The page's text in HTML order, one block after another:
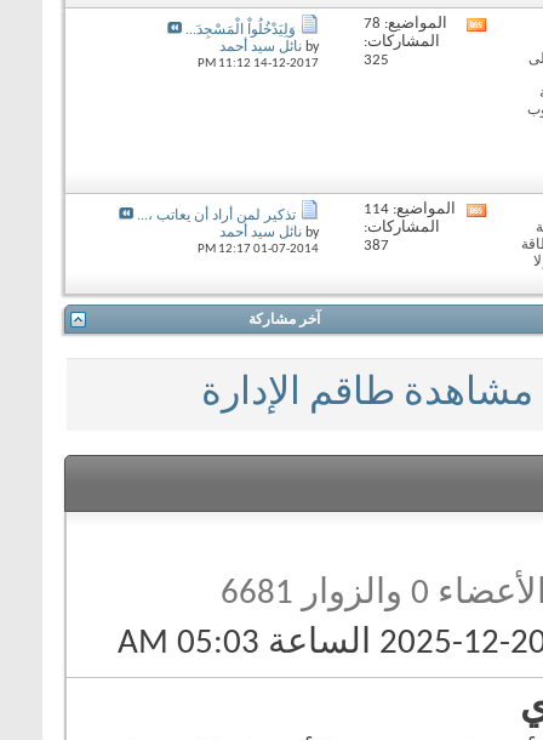
RSS
feed
Viewالمواضيع: 78
المشاركات:
325
وَلِيَدْخُلُواْ الْمَسْجِدَ...
by نائل سيد أحمد
14-12-2017
11:12 PM
View
المواضيع: 114
المشاركات:
387
تذكير لمن أراد أن يعاتب ،...
by نائل سيد أحمد
01-07-2014
12:17 PM
آخر مشاركة
مشاهدة طاقم الإدارة
0 والزوار 6681